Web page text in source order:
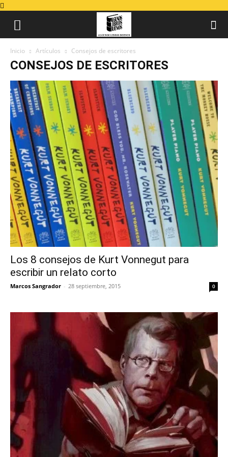
Inicio Artículos Consejos de escritores
CONSEJOS DE ESCRITORES
Los 8 consejos de Kurt Vonnegut para
escribir un relato corto
Marcos Sangrador - 28 septiembre, 2015 0